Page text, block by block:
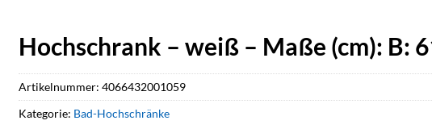
Hochschrank – weiß – Maße (cm): B:
Artikelnummer:4066432001059
Kategorie: Bad-Hochschränke